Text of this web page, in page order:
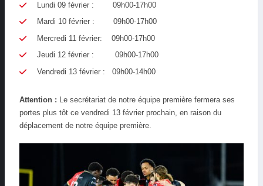
Lundi 09 février : 09h00-17h00
Mardi 10 février : 09h00-17h00
Mercredi 11 février: 09h00-17h00
Jeudi 12 février : 09h00-17h00
Vendredi 13 février : 09h00-14h00
Attention : Le secrétariat de notre équipe première fermera ses
portes plus tôt ce vendredi 13 février prochain, en raison du
déplacement de notre équipe première.